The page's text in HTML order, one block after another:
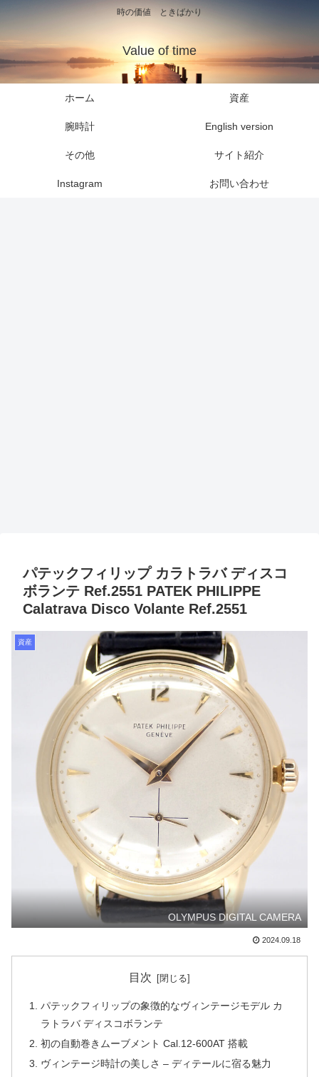
時の価値 ときばかり
Value of time
ホーム 資産
腕時計 English version
その他 サイト紹介
Instagram お問い合わせ
パテックフィリップ カラトラバ ディスコ
ボランテ Ref.2551 PATEK PHILIPPE
Calatrava Disco Volante Ref.2551
資産
OLYMPUS DIGITAL CAMERA
2024.09.18
目次
パテックフィリップの象徴的なヴィンテージモデル カ
ラトラバ ディスコボランテ
初の自動巻きムーブメント Cal.12-600AT 搭載
ヴィンテージ時計の美しさ – ディテールに宿る魅力